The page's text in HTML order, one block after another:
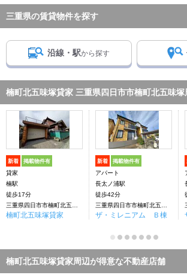
三重県の賃貸物件を探す
沿線・駅から探す
楠町北五味塚貸家 三重県四日市市楠町北五味塚
新着 掲載物件有
貸家
楠駅
徒歩17分
楠町北五味塚貸家
新着 掲載物件有
アパート
長太ノ浦駅
徒歩42分
ザ・ミレニアム Ｂ棟
楠町北五味塚貸家周辺が得意な不動産店舗